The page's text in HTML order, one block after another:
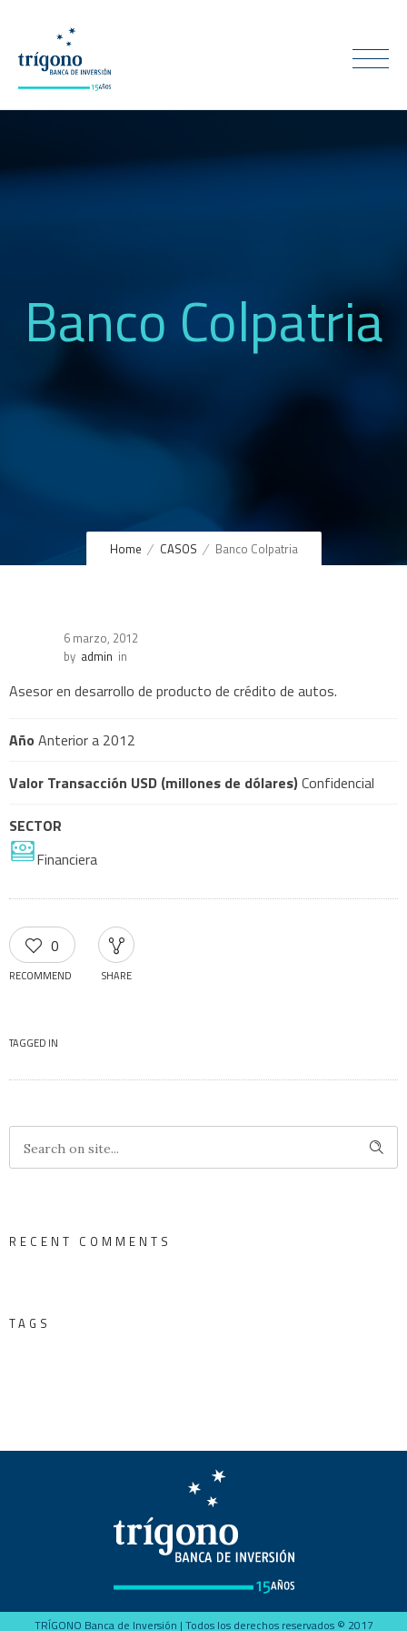
Banco Colpatria
Home CASOS Banco Colpatria
6 marzo, 2012
by admin in
Asesor en desarrollo de producto de crédito de autos.
Año Anterior a 2012
Valor Transacción USD (millones de dólares)Confidencial
SECTOR
Financiera
0
RECOMMEND SHARE
TAGGED IN
RECENT COMMENTS
TAGS
TRÍGONO Banca de Inversión | Todos los derechos reservados © 2017